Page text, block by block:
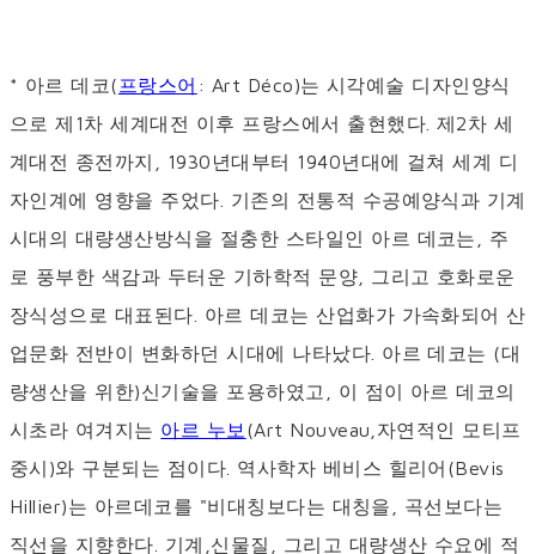
* 아르 데코( 프랑스어 : Art Déco)는 시각예술 디자인양식
으로 제1차 세계대전 이후 프랑스에서 출현했다. 제2차 세
계대전 종전까지, 1930년대부터 1940년대에 걸쳐 세계 디
자인계에 영향을 주었다. 기존의 전통적 수공예양식과 기계
시대의 대량생산방식을 절충한 스타일인 아르 데코는, 주
로 풍부한 색감과 두터운 기하학적 문양, 그리고 호화로운
장식성으로 대표된다. 아르 데코는 산업화가 가속화되어 산
업문화 전반이 변화하던 시대에 나타났다. 아르 데코는 (대
량생산을 위한)신기술을 포용하였고, 이 점이 아르 데코의
시초라 여겨지는 아르 누보 (Art Nouveau,자연적인 모티프
중시)와 구분되는 점이다. 역사학자 베비스 힐리어(Bevis
Hillier)는 아르데코를 "비대칭보다는 대칭을, 곡선보다는
직선을 지향한다. 기계,신물질, 그리고 대량생산 수요에 적